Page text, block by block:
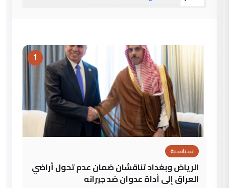
1
سياسية
الرياض وبغداد تناقشان ضمان عدم تحول أراضي
العراق إلى أداة عدوان ضد جيرانه